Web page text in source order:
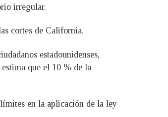
irregular.
cortes de California.
estadounidenses,
que el 10 % de la
en la aplicación de la ley